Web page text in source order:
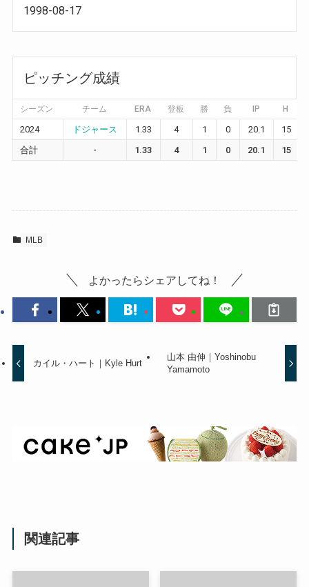
1998-08-17
ピッチング成績
シーズン チーム ERA 登板 勝 負 IP H
2024 ドジャース 1.33 4 1 0 20.1 15
合計
- 1.33 4 1 0 20.1 15
MLB
よかったらシェアしてね！
カイル・ハート｜Kyle Hurt
山本 由伸｜Yoshinobu
Yamamoto
関連記事